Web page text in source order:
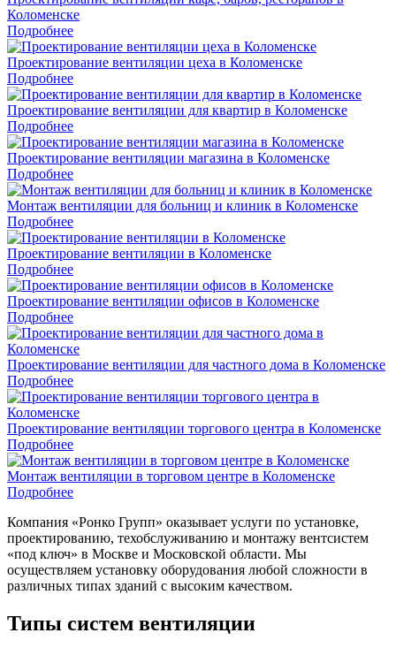
Коломенске
Подробнее
Проектирование вентиляции цеха в Коломенске
Подробнее
Проектирование вентиляции для квартир в Коломенске
Подробнее
Проектирование вентиляции магазина в Коломенске
Подробнее
Монтаж вентиляции для больниц и клиник в Коломенске
Подробнее
Проектирование вентиляции в Коломенске
Подробнее
Проектирование вентиляции офисов в Коломенске
Подробнее
Проектирование вентиляции для частного дома в Коломенске
Подробнее
Проектирование вентиляции торгового центра в Коломенске
Подробнее
Монтаж вентиляции в торговом центре в Коломенске
Подробнее
Компания «Ронко Групп» оказывает услуги по установке,
проектированию, техобслуживанию и монтажу вентсистем
«под ключ» в Москве и Московской области. Мы
осуществляем установку оборудования любой сложности в
различных типах зданий с высоким качеством.
Типы систем вентиляции